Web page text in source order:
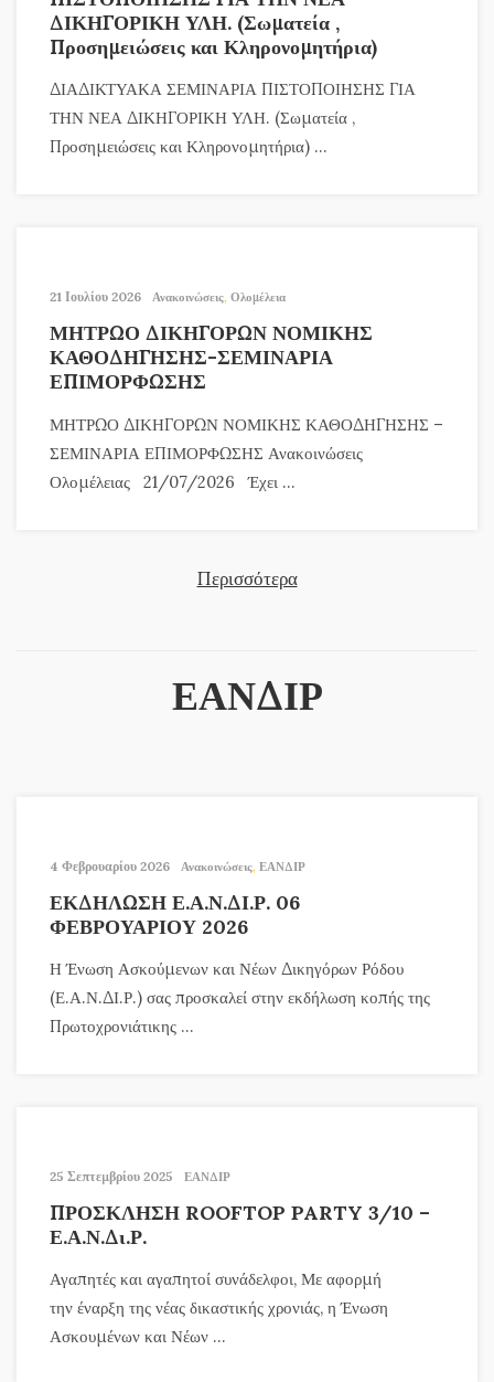
ΔΙΚΗΓΟΡΙΚΗ ΥΛΗ. (Σωματεία ,
Προσημειώσεις και Κληρονομητήρια)
ΔΙΑΔΙΚΤΥΑΚΑ ΣΕΜΙΝΑΡΙΑ ΠΙΣΤΟΠΟΙΗΣΗΣ ΓΙΑ
ΤΗΝ ΝΕΑ ΔΙΚΗΓΟΡΙΚΗ ΥΛΗ. (Σωματεία ,
Προσημειώσεις και Κληρονομητήρια) ...
21 Ιουλίου 2026 Ανακοινώσεις, Ολομέλεια
ΜΗΤΡΩΟ ΔΙΚΗΓΟΡΩΝ ΝΟΜΙΚΗΣ
ΚΑΘΟΔΗΓΗΣΗΣ-ΣΕΜΙΝΑΡΙΑ
ΕΠΙΜΟΡΦΩΣΗΣ
ΜΗΤΡΩΟ ΔΙΚΗΓΟΡΩΝ ΝΟΜΙΚΗΣ ΚΑΘΟΔΗΓΗΣΗΣ –
ΣΕΜΙΝΑΡΙΑ ΕΠΙΜΟΡΦΩΣΗΣ Ανακοινώσεις
Ολομέλειας 21/07/2026 Έχει ...
Περισσότερα
ΕΑΝΔΙΡ
4 Φεβρουαρίου 2026 Ανακοινώσεις, ΕΑΝΔΙΡ
ΕΚΔΗΛΩΣΗ Ε.Α.Ν.ΔΙ.Ρ. 06
ΦΕΒΡΟΥΑΡΙΟΥ 2026
Η Ένωση Ασκούμενων και Νέων Δικηγόρων Ρόδου
(Ε.Α.Ν.ΔΙ.Ρ.) σας προσκαλεί στην εκδήλωση κοπής της
Πρωτοχρονιάτικης ...
25 Σεπτεμβρίου 2025 ΕΑΝΔΙΡ
ΠΡΟΣΚΛΗΣΗ ROOFTOP PARTY 3/10 –
Ε.Α.Ν.Δι.Ρ.
Αγαπητές και αγαπητοί συνάδελφοι, Με αφορμή
την έναρξη της νέας δικαστικής χρονιάς, η Ένωση
Ασκουμένων και Νέων ...